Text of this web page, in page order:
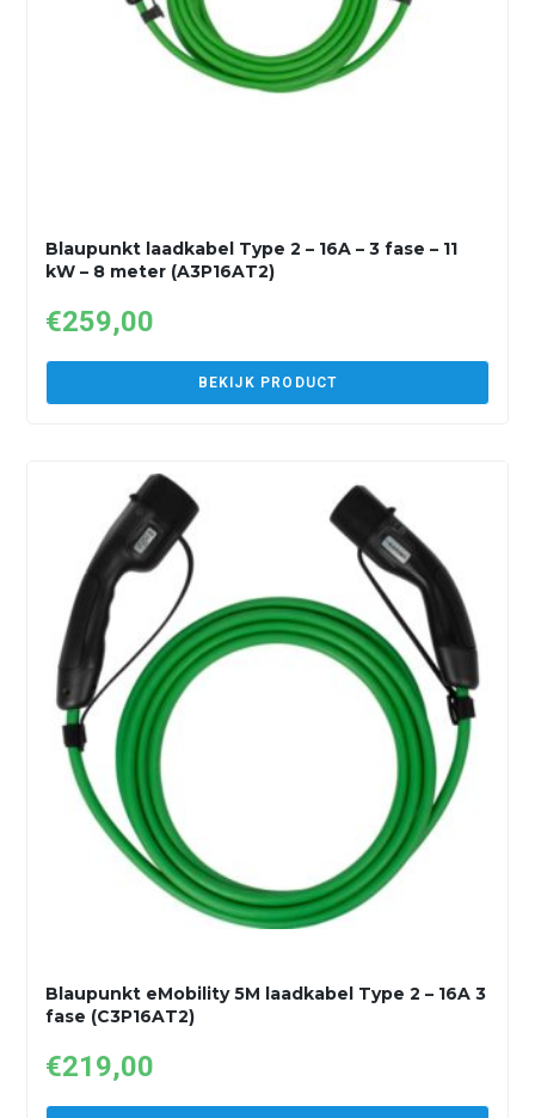
Blaupunkt laadkabel Type 2 – 16A – 3 fase – 11
kW – 8 meter (A3P16AT2)
€259,00
BEKIJK PRODUCT
Blaupunkt eMobility 5M laadkabel Type 2 – 16A 3
fase (C3P16AT2)
€219,00